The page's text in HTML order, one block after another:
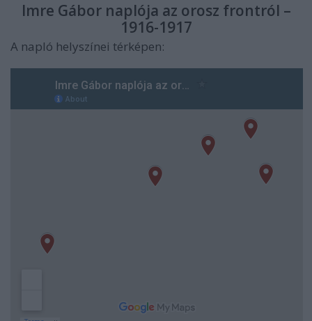
Imre Gábor naplója az orosz frontról –
1916-1917
A napló helyszínei térképen: